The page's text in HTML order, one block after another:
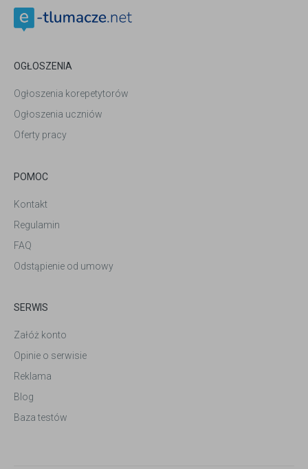
OGŁOSZENIA
Ogłoszenia korepetytorów
Ogłoszenia uczniów
Oferty pracy
POMOC
Kontakt
Regulamin
FAQ
Odstąpienie od umowy
SERWIS
Załóż konto
Opinie o serwisie
Reklama
Blog
Baza testów